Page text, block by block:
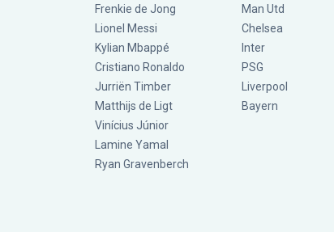
Frenkie de Jong
Lionel Messi
Kylian Mbappé
Cristiano Ronaldo
Jurriën Timber
Matthijs de Ligt
Vinícius Júnior
Lamine Yamal
Ryan Gravenberch
Man Utd
Chelsea
Inter
PSG
Liverpool
Bayern